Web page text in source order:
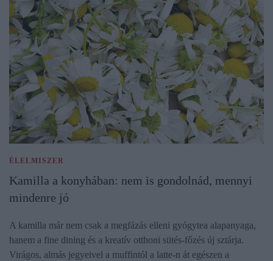
ÉLELMISZER
Kamilla a konyhában: nem is gondolnád, mennyi
mindenre jó
A kamilla már nem csak a megfázás elleni gyógytea alapanyaga,
hanem a fine dining és a kreatív otthoni sütés-főzés új sztárja.
Virágos, almás jegyeivel a muffintól a latte-n át egészen a